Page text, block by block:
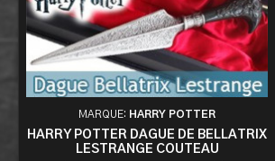
MARQUE: HARRY POTTER
HARRY POTTER DAGUE DE BELLATRIX
LESTRANGE COUTEAU